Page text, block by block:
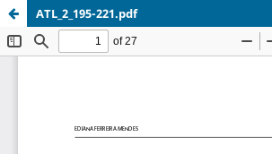
ATL_2_195-221.pdf